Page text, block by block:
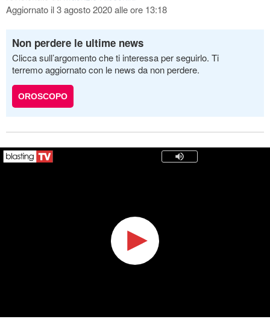
Aggiornato il 3 agosto 2020 alle ore 13:18
Non perdere le ultime news
Clicca sull’argomento che ti interessa per seguirlo. Ti
terremo aggiornato con le news da non perdere.
OROSCOPO